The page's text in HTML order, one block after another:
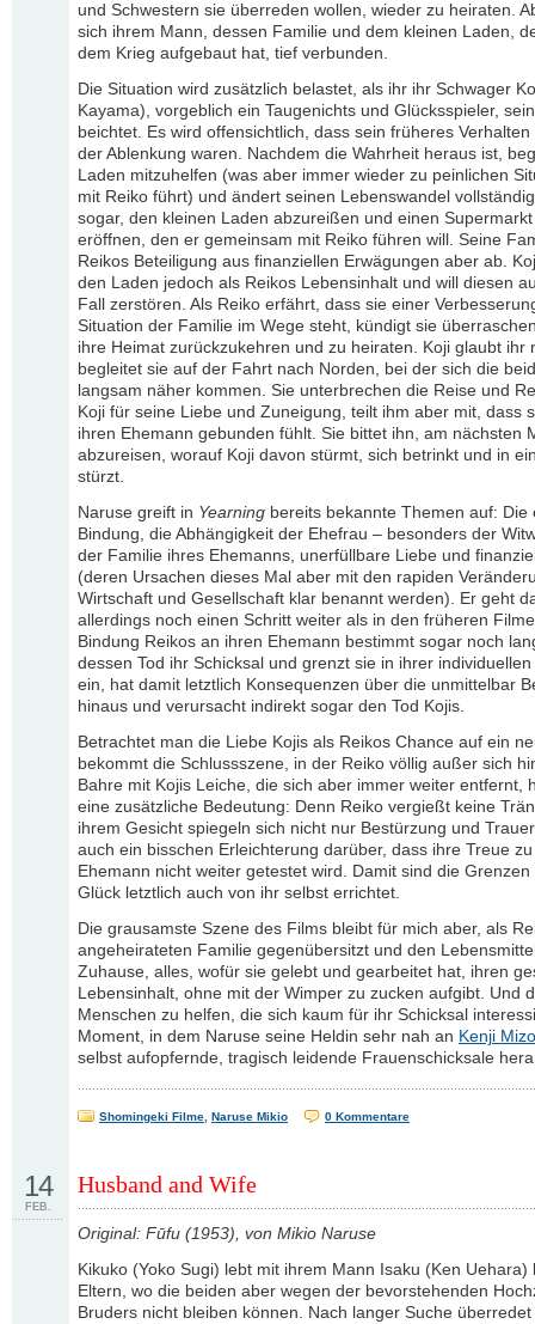
und Schwestern sie überreden wollen, wieder zu heiraten.
sich ihrem Mann, dessen Familie und dem kleinen Laden,
dem Krieg aufgebaut hat, tief verbunden.
Die Situation wird zusätzlich belastet, als ihr ihr Schwager
Kayama), vorgeblich ein Taugenichts und Glücksspieler,
beichtet. Es wird offensichtlich, dass sein früheres Verhalten
der Ablenkung waren. Nachdem die Wahrheit heraus ist,
Laden mitzuhelfen (was aber immer wieder zu peinlichen
mit Reiko führt) und ändert seinen Lebenswandel
sogar, den kleinen Laden abzureißen und einen
eröffnen, den er gemeinsam mit Reiko führen will. Seine
Reikos Beteiligung aus finanziellen Erwägungen aber ab.
den Laden jedoch als Reikos Lebensinhalt und will diesen
Fall zerstören. Als Reiko erfährt, dass sie einer
Situation der Familie im Wege steht, kündigt sie
ihre Heimat zurückzukehren und zu heiraten. Koji glaubt ihr
begleitet sie auf der Fahrt nach Norden, bei der sich die
langsam näher kommen. Sie unterbrechen die Reise und
Koji für seine Liebe und Zuneigung, teilt ihm aber mit, dass
ihren Ehemann gebunden fühlt. Sie bittet ihn, am nächsten
abzureisen, worauf Koji davon stürmt, sich betrinkt und in
stürzt.
Naruse greift in Yearning bereits bekannte Themen auf: Die
Bindung, die Abhängigkeit der Ehefrau – besonders der
der Familie ihres Ehemanns, unerfüllbare Liebe und
(deren Ursachen dieses Mal aber mit den rapiden
Wirtschaft und Gesellschaft klar benannt werden). Er geht
allerdings noch einen Schritt weiter als in den früheren
Bindung Reikos an ihren Ehemann bestimmt sogar noch
dessen Tod ihr Schicksal und grenzt sie in ihrer
ein, hat damit letztlich Konsequenzen über die unmittelbar
hinaus und verursacht indirekt sogar den Tod Kojis.
Betrachtet man die Liebe Kojis als Reikos Chance auf ein
bekommt die Schlussszene, in der Reiko völlig außer sich
Bahre mit Kojis Leiche, die sich aber immer weiter entfernt,
eine zusätzliche Bedeutung: Denn Reiko vergießt keine
ihrem Gesicht spiegeln sich nicht nur Bestürzung und
auch ein bisschen Erleichterung darüber, dass ihre Treue
Ehemann nicht weiter getestet wird. Damit sind die Grenzen
Glück letztlich auch von ihr selbst errichtet.
Die grausamste Szene des Films bleibt für mich aber, als
angeheirateten Familie gegenübersitzt und den
Zuhause, alles, wofür sie gelebt und gearbeitet hat, ihren
Lebensinhalt, ohne mit der Wimper zu zucken aufgibt. Und
Menschen zu helfen, die sich kaum für ihr Schicksal
Moment, in dem Naruse seine Heldin sehr nah an Kenji
selbst aufopfernde, tragisch leidende Frauenschicksale
Shomingeki Filme Naruse Mikio 0 Kommentare
Husband and Wife
14
FEB.
Original: Fūfu (1953), von Mikio Naruse
Kikuko (Yoko Sugi) lebt mit ihrem Mann Isaku (Ken Uehara)
Eltern, wo die beiden aber wegen der bevorstehenden
Bruders nicht bleiben können. Nach langer Suche überredet